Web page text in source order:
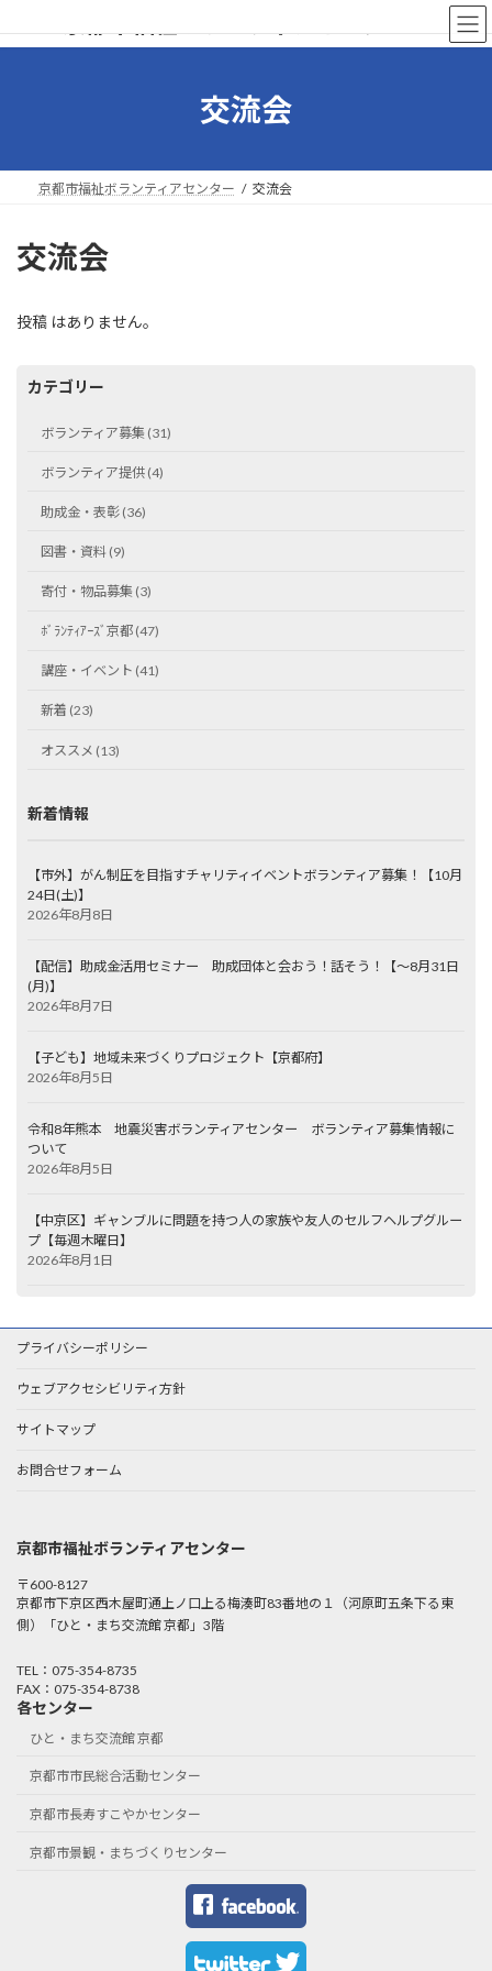
ン
ビ
交流会
京都市福祉ボランティアセンター 交流会
交流会
投稿 はありません。
カテゴリー
ボランティア募集 (31)
ボランティア提供 (4)
助成金・表彰 (36)
図書・資料 (9)
寄付・物品募集 (3)
ﾎﾞﾗﾝﾃｨｱｰｽﾞ京都 (47)
講座・イベント (41)
新着 (23)
オススメ (13)
新着情報
【市外】がん制圧を目指すチャリティイベントボランティア募集！【10月
24日(土)】
2026年8月8日
【配信】助成金活用セミナー 助成団体と会おう！話そう！【～8月31日
(月)】
2026年8月7日
【子ども】地域未来づくりプロジェクト【京都府】
2026年8月5日
令和8年熊本 地震災害ボランティアセンター ボランティア募集情報に
ついて
2026年8月5日
【中京区】ギャンブルに問題を持つ人の家族や友人のセルフヘルプグルー
プ【毎週木曜日】
2026年8月1日
プライバシーポリシー
ウェブアクセシビリティ方針
サイトマップ
お問合せフォーム
京都市福祉ボランティアセンター
〒600-8127
京都市下京区西木屋町通上ノ口上る梅湊町83番地の１（河原町五条下る東
側）「ひと・まち交流館 京都」3階
TEL：075-354-8735
FAX：075-354-8738
各センター
ひと・まち交流館 京都
京都市市民総合活動センター
京都市長寿すこやかセンター
京都市景観・まちづくりセンター